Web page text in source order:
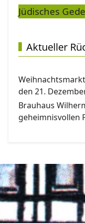
Jüdisches
Aktueller
den 21.
Brauhaus
geheimnisvollen